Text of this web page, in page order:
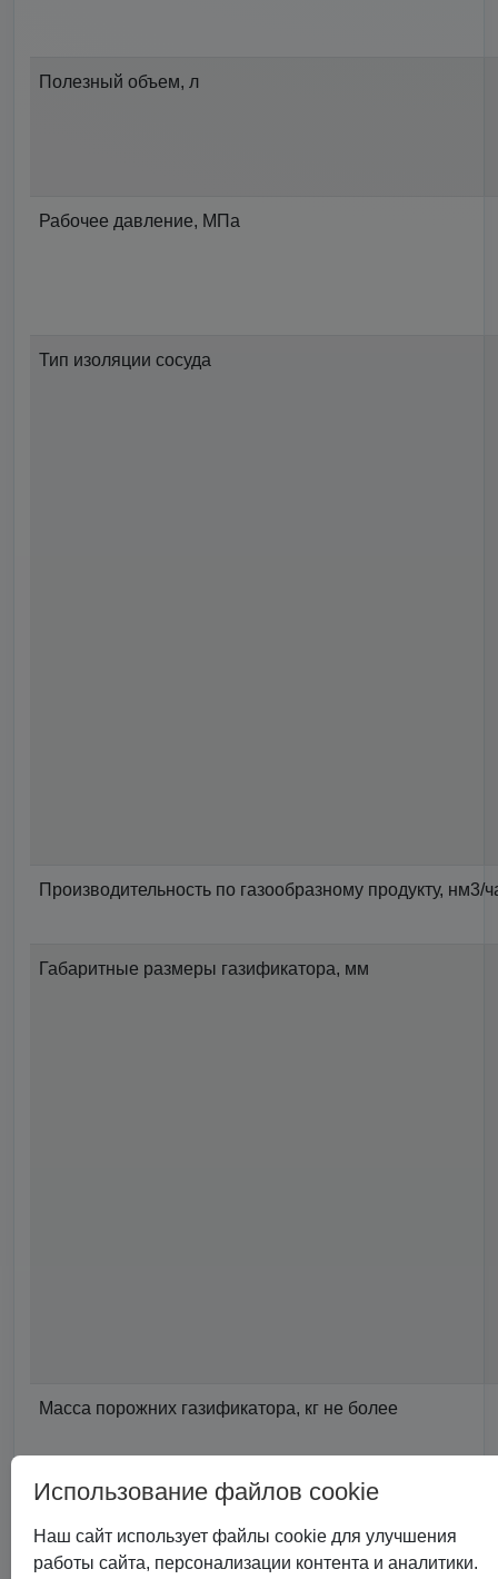
Полезный объем, л
Рабочее давление, МПа
Тип изоляции сосуда
Производительность по газообразному продукту, нм3/
Габаритные размеры газификатора, мм
Масса порожних газификатора, кг не более
Арматура
Использование файлов cookie
Наш сайт использует файлы cookie для улучшения
работы сайта, персонализации контента и аналитики.